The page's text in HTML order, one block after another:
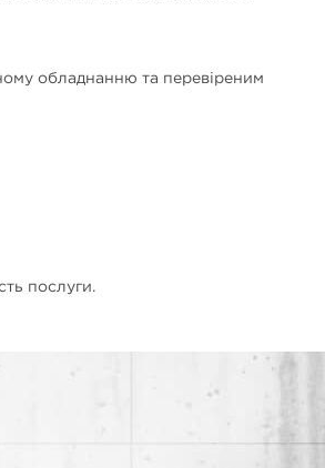
обладнанню та перевіреним
послуги.